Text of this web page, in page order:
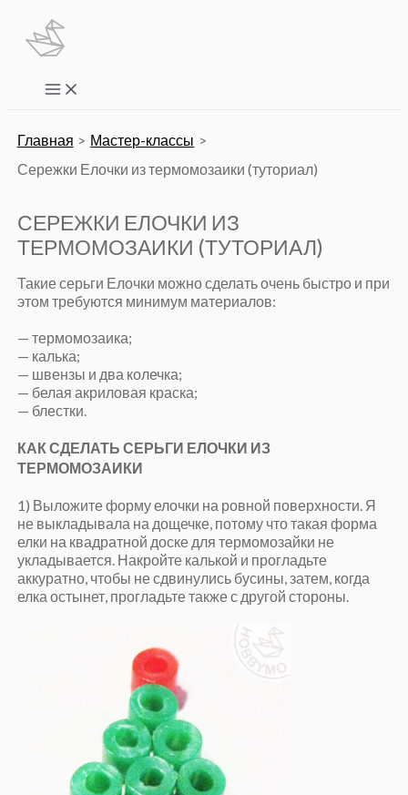
Перейти
содержимому
Main
Menu
Главная
Мастер-классы
Сережки Елочки из термомозаики (туториал)
СЕРЕЖКИ ЕЛОЧКИ ИЗ
ТЕРМОМОЗАИКИ (ТУТОРИАЛ)
Такие серьги Елочки можно сделать очень быстро и при
этом требуются минимум материалов:
— термомозаика;
— калька;
— швензы и два колечка;
— белая акриловая краска;
— блестки.
КАК СДЕЛАТЬ СЕРЬГИ ЕЛОЧКИ ИЗ
ТЕРМОМОЗАИКИ
1) Выложите форму елочки на ровной поверхности. Я
не выкладывала на дощечке, потому что такая форма
елки на квадратной доске для термомозайки не
укладывается. Накройте калькой и прогладьте
аккуратно, чтобы не сдвинулись бусины, затем, когда
елка остынет, прогладьте также с другой стороны.